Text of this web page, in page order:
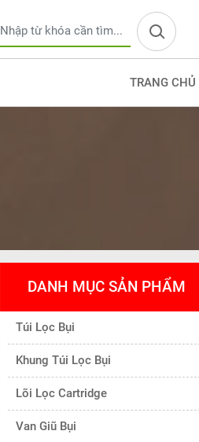
TRANG CHỦ
DANH MỤC SẢN PHẨM
Túi Lọc Bụi
Khung Túi Lọc Bụi
Lõi Lọc Cartridge
Van Giũ Bụi